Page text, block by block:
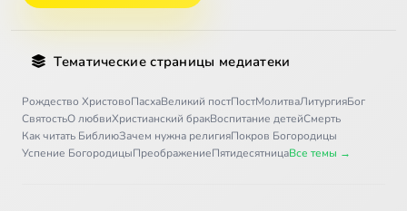
Тематические страницы медиатеки
Рождество ХристовоПасхаВеликий постПостМолитваЛитургияБог
СвятостьО любвиХристианский бракВоспитание детейСмерть
Как читать БиблиюЗачем нужна религияПокров Богородицы
Успение БогородицыПреображениеПятидесятницаВсе темы →